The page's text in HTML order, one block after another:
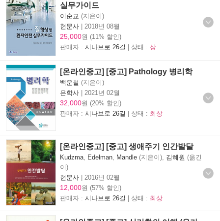
실무가이드
이순교 (지은이)
현문사 | 2018년 08월
25,000원 (11% 할인)
판매자 : 시나브로 26길 | 상태 : 상
[온라인중고] [중고] Pathology 병리학
백운철 (지은이)
은학사 | 2021년 02월
32,000원 (20% 할인)
판매자 : 시나브로 26길 | 상태 : 최상
[온라인중고] [중고] 생애주기 인간발달
Kudzma Edelman Mandle (지은이), 김혜원 (옮긴
이)
현문사 | 2016년 02월
12,000원 (57% 할인)
판매자 : 시나브로 26길 | 상태 : 최상